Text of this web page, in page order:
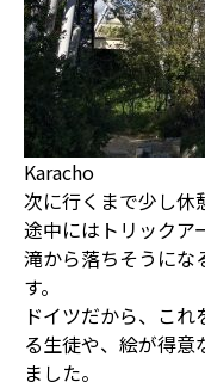
Karacho
次に行くまで少し休
途中にはトリックア
滝から落ちそうにな
す。
ドイツだから、こ
る生徒や、絵が得
ました。